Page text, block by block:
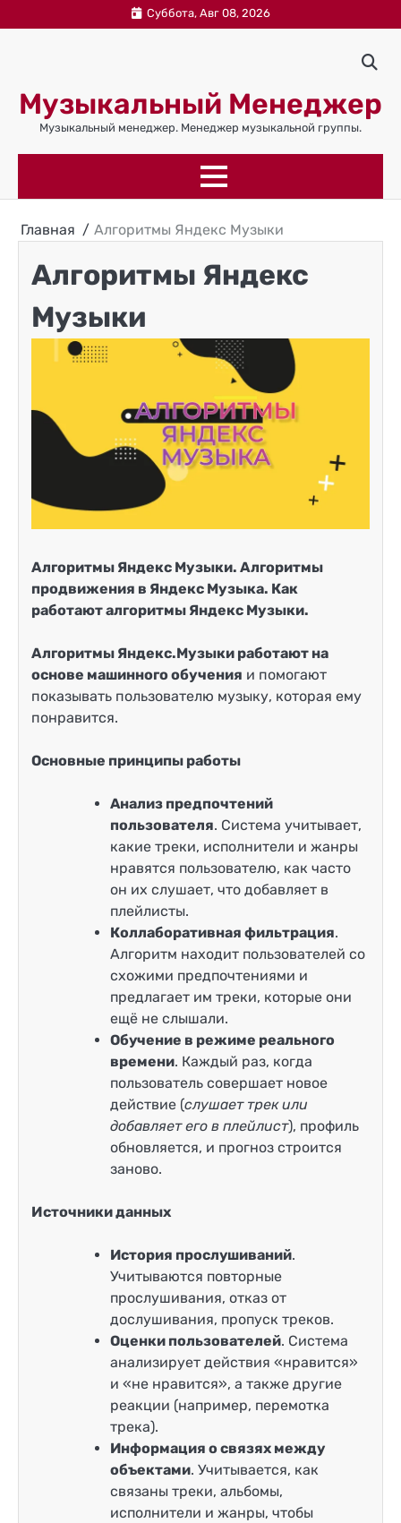
к
Суббота, Авг 08, 2026
Музыкальный Менеджер
Музыкальный менеджер. Менеджер музыкальной группы.
Главная Алгоритмы Яндекс Музыки
Алгоритмы Яндекс
Музыки
Алгоритмы Яндекс Музыки. Алгоритмы
продвижения в Яндекс Музыка. Как
работают алгоритмы Яндекс Музыки.
Алгоритмы Яндекс.Музыки работают на
основе машинного обучения и помогают
показывать пользователю музыку, которая ему
понравится.
Основные принципы работы
Анализ предпочтений
пользователя. Система учитывает,
какие треки, исполнители и жанры
нравятся пользователю, как часто
он их слушает, что добавляет в
плейлисты.
Коллаборативная фильтрация.
Алгоритм находит пользователей со
схожими предпочтениями и
предлагает им треки, которые они
ещё не слышали.
Обучение в режиме реального
времени. Каждый раз, когда
пользователь совершает новое
действие (слушает трек или
добавляет его в плейлист), профиль
обновляется, и прогноз строится
заново.
Источники данных
История прослушиваний.
Учитываются повторные
прослушивания, отказ от
дослушивания, пропуск треков.
Оценки пользователей. Система
анализирует действия «нравится»
и «не нравится», а также другие
реакции (например, перемотка
трека).
Информация о связях между
объектами. Учитывается, как
связаны треки, альбомы,
исполнители и жанры, чтобы